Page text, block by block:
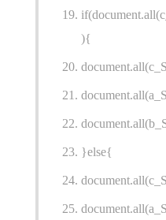
){
}else{